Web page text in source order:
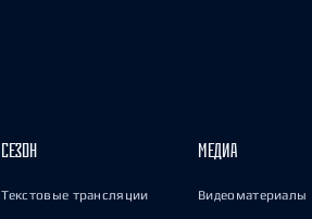
СЕЗОН
Текстовые трансляции
МЕДИА
Видеоматериалы